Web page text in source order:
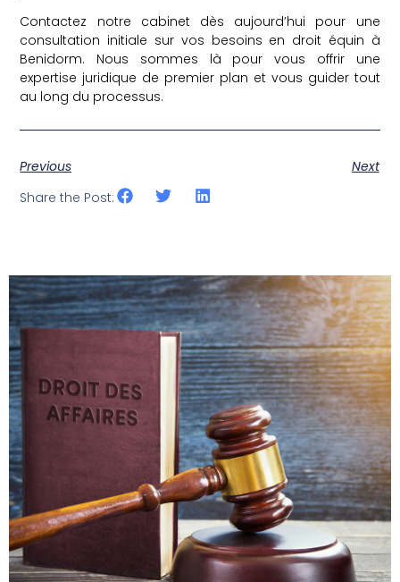
Contactez notre cabinet dès aujourd’hui pour une
consultation initiale sur vos besoins en droit équin à
Benidorm. Nous sommes là pour vous offrir une
expertise juridique de premier plan et vous guider tout
au long du processus.
Previous
Next
Share the Post: